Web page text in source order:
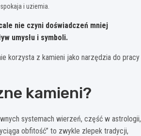
i uziemia.
nie czyni doświadczeń mniej
umysłu i symboli.
korzysta z kamieni jako narzędzia do pracy
kamieni?
systemach wierzeń, część w astrologii,
obfitość” to zwykle zlepek tradycji,